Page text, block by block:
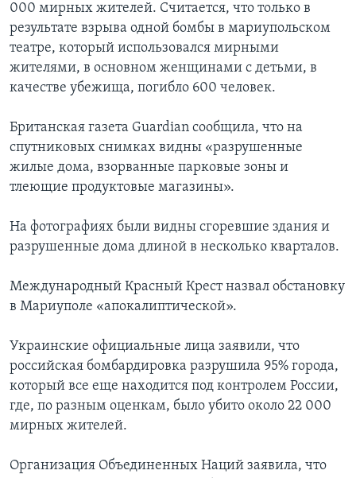
000 мирных жителей. Считается, что только в
результате взрыва одной бомбы в мариупольском
театре, который использовался мирными
жителями, в основном женщинами с детьми, в
качестве убежища, погибло 600 человек.
Британская газета Guardian сообщила, что на
спутниковых снимках видны «разрушенные
жилые дома, взорванные парковые зоны и
тлеющие продуктовые магазины».
На фотографиях были видны сгоревшие здания и
разрушенные дома длиной в несколько кварталов.
Международный Красный Крест назвал обстановку
в Мариуполе «апокалиптической».
Украинские официальные лица заявили, что
российская бомбардировка разрушила 95% города,
который все еще находится под контролем России,
где, по разным оценкам, было убито около 22 000
мирных жителей.
Организация Объединенных Наций заявила, что